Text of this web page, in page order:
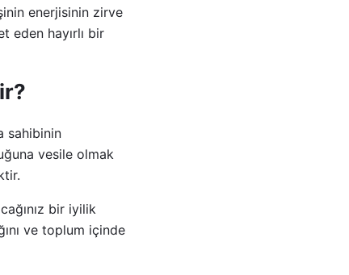
enerjisinin zirve
eden hayırlı bir
sahibinin
vesile olmak
bir iyilik
ve toplum içinde